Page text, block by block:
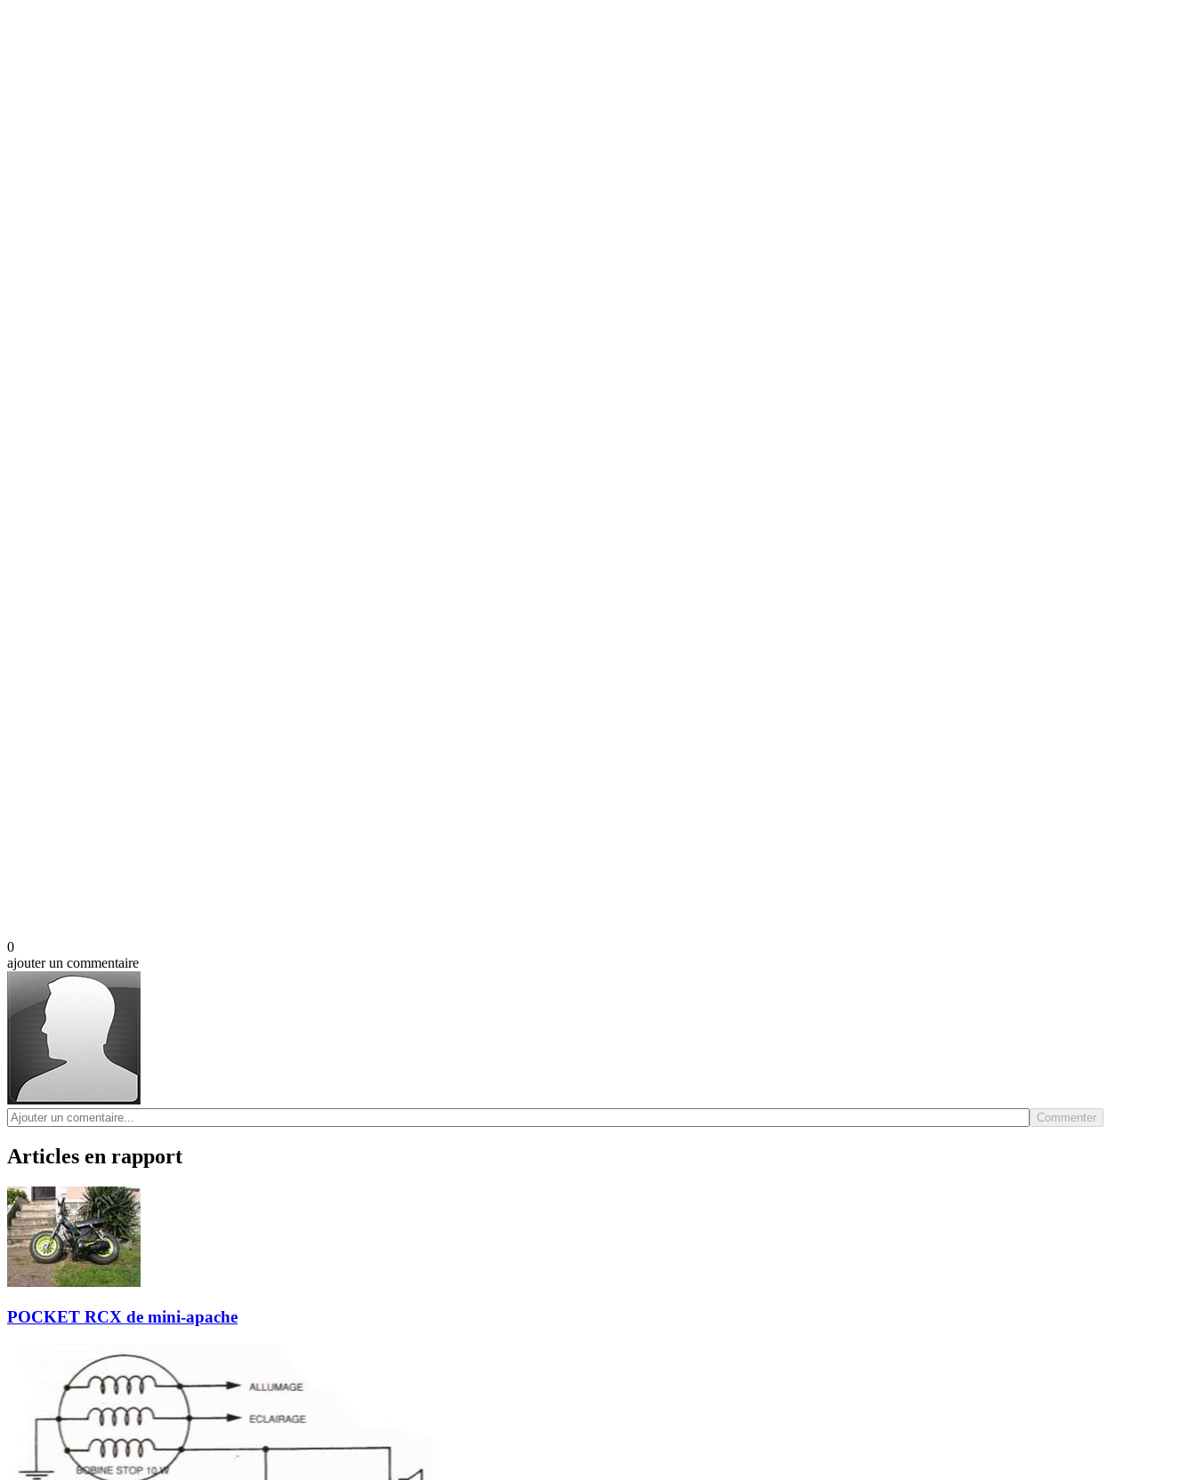
0
ajouter un commentaire
Commenter
Articles en rapport
POCKET RCX de mini-apache